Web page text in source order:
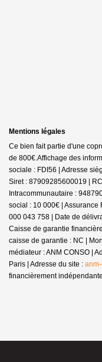
Mentions légales
Ce bien fait partie d'une
de 800€.Affichage des
sociale : FDI56 | Adresse
Siret : 87909285600019 |
Intracommunautaire :
social : 10 000€ | Assurance
000 043 758 | Date de
Caisse de garantie
caisse de garantie : NC |
médiateur : ANM CONSO |
Paris | Adresse du site :
financièrement indépendante